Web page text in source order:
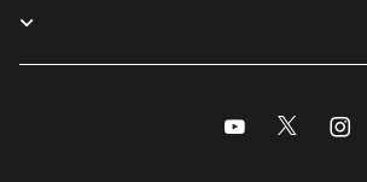
Facebook
Instagram
Twitter